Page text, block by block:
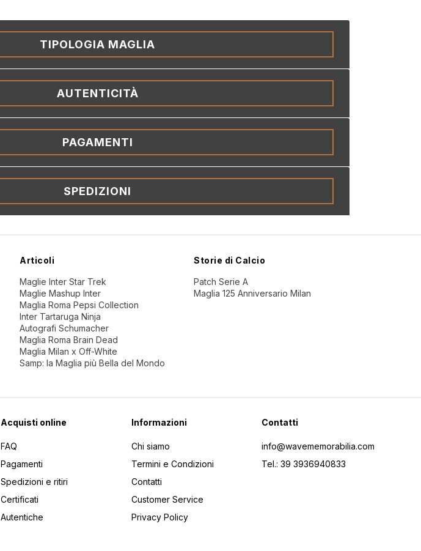
TIPOLOGIA MAGLIA
AUTENTICITÀ
PAGAMENTI
SPEDIZIONI
Articoli
Maglie Inter Star Trek
Maglie Mashup Inter
Maglia Roma Pepsi Collection
Inter Tartaruga Ninja
Autografi Schumacher
Maglia Roma Brain Dead
Maglia Milan x Off-White
Samp: la Maglia più Bella del Mondo
Storie di Calcio
Patch Serie A
Maglia 125 Anniversario Milan
Acquisti online
FAQ
Pagamenti
Spedizioni e ritiri
Certificati
Autentiche
Informazioni
Chi siamo
Termini e Condizioni
Contatti
Customer Service
Privacy Policy
Contatti
info@wavememorabilia.com
Tel.: 39 3936940833